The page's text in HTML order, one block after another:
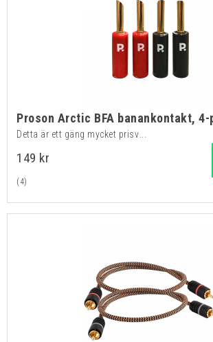
Proson Arctic BFA banankontakt, 4-
Detta är ett gäng mycket prisv...
149 kr
(4)